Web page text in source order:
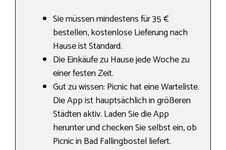
Sie müssen mindestens für 35 €
bestellen, kostenlose Lieferung nach
Hause ist Standard.
Die Einkäufe zu Hause jede Woche zu
einer festen Zeit.
Gut zu wissen: Picnic hat eine Warteliste.
Die App ist hauptsächlich in größeren
Städten aktiv. Laden Sie die App
herunter und checken Sie selbst ein, ob
Picnic in Bad Fallingbostel liefert.